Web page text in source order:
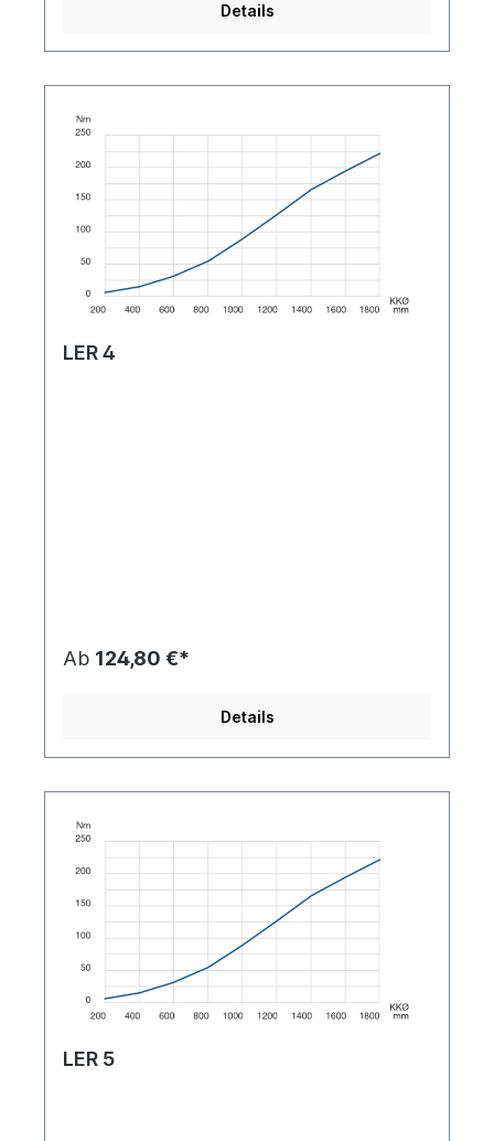
Details
LER 4
Ab 124,80 €*
Details
LER 5